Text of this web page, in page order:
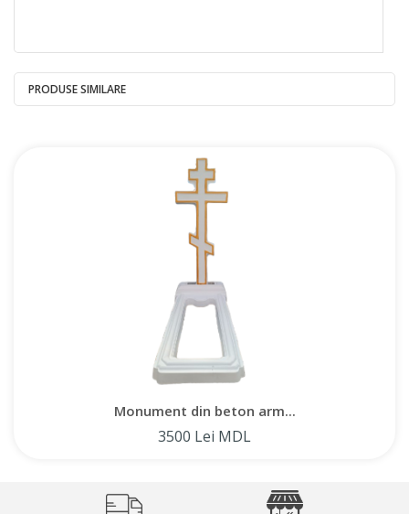
PRODUSE SIMILARE
Monument din beton arm...
3500 Lei MDL